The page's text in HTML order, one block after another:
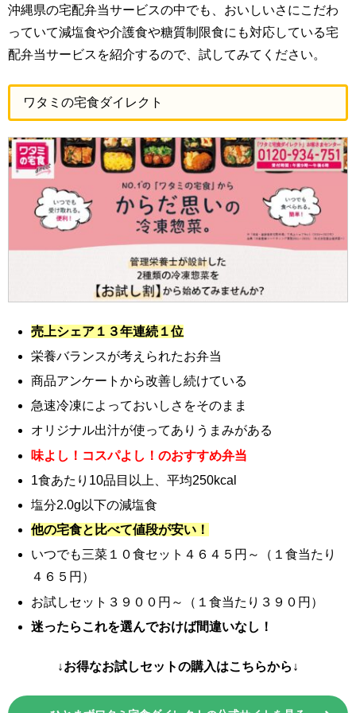
沖縄県の宅配弁当サービスの中でも、おいしいさにこだわ
っていて減塩食や介護食や糖質制限食にも対応している宅
配弁当サービスを紹介するので、試してみてください。
ワタミの宅食ダイレクト
売上シェア１３年連続１位
栄養バランスが考えられたお弁当
商品アンケートから改善し続けている
急速冷凍によっておいしさをそのまま
オリジナル出汁が使ってありうまみがある
味よし！コスパよし！のおすすめ弁当
1食あたり10品目以上、平均250kcal
塩分2.0g以下の減塩食
他の宅食と比べて値段が安い！
いつでも三菜１０食セット４６４５円～（１食当たり
４６５円）
お試しセット３９００円～（１食当たり３９０円）
迷ったらこれを選んでおけば間違いなし！
↓お得なお試しセットの購入はこちらから↓